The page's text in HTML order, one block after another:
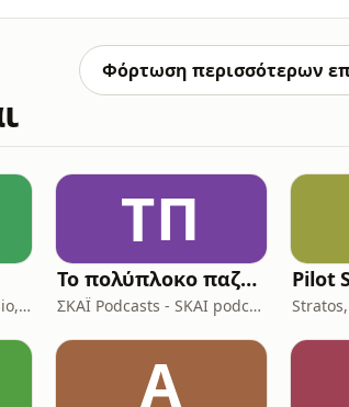
σχέση της 7ης τέχνης με το Μεσολόγγι και τ
Φόρτωση περισσότερων
Tasos Samburger, Alex Sio, Monkey Bros
ΤΠ
Το πολύπλοκο παζλ της Ινδοευρωπαϊκής γλώσσας
ΣΚΑΪ Podcasts - SKAI podcasts
Pilot
Α